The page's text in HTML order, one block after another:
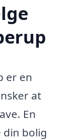
er en
at
En
bolig